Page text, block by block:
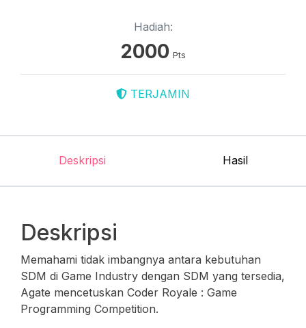
Hadiah:
2000 Pts
TERJAMIN
Deskripsi Hasil
Deskripsi
Memahami tidak imbangnya antara kebutuhan
SDM di Game Industry dengan SDM yang tersedia,
Agate mencetuskan Coder Royale : Game
Programming Competition.